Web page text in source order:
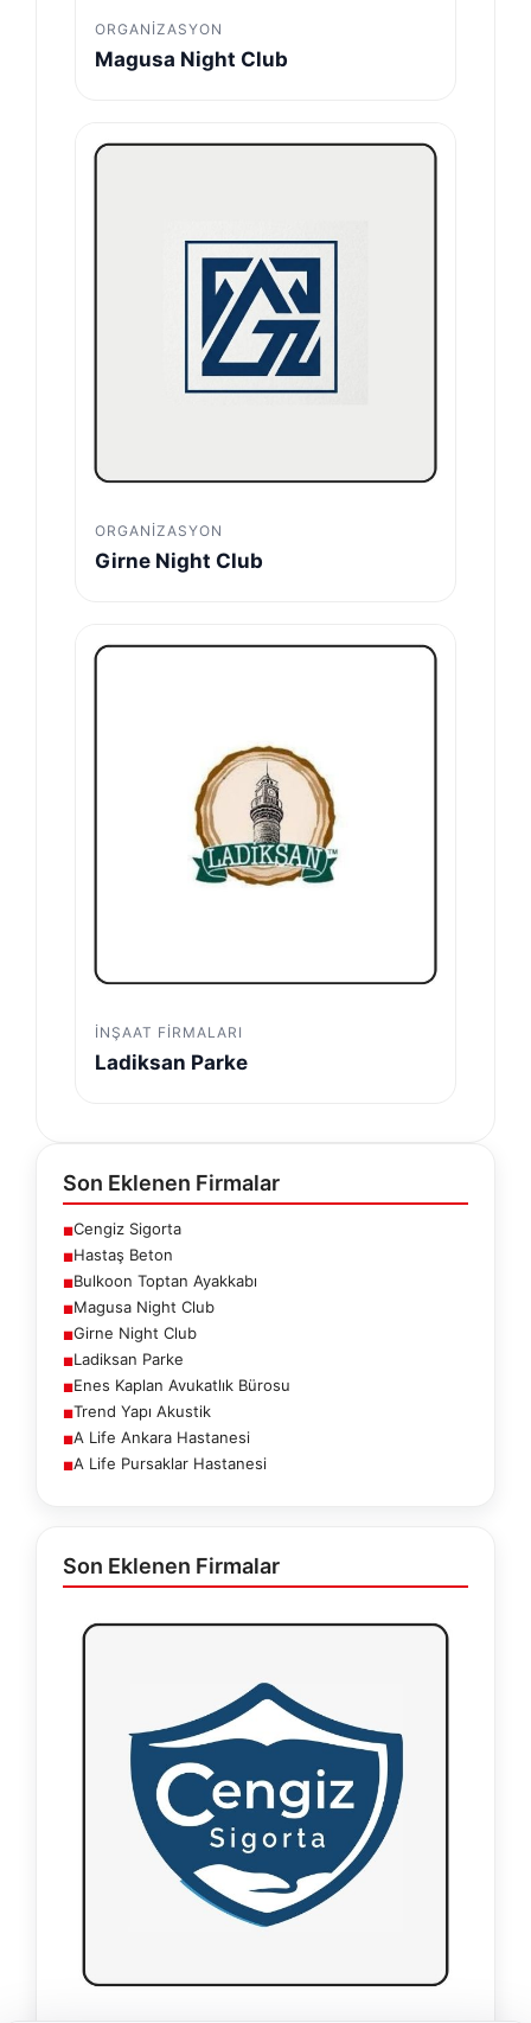
ORGANIZASYON
Magusa Night Club
ORGANIZASYON
Girne Night Club
İNŞAAT FIRMALARI
Ladiksan Parke
Son Eklenen Firmalar
■Cengiz Sigorta
■Hastaş Beton
■Bulkoon Toptan Ayakkabı
■Magusa Night Club
■Girne Night Club
■Ladiksan Parke
■Enes Kaplan Avukatlık Bürosu
■Trend Yapı Akustik
■A Life Ankara Hastanesi
■A Life Pursaklar Hastanesi
Son Eklenen Firmalar